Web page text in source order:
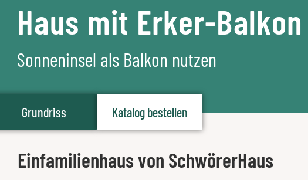
Haus mit Erker-Balkon
Sonneninsel als Balkon nutzen
Grundriss Katalog bestellen
Einfamilienhaus von SchwörerHaus